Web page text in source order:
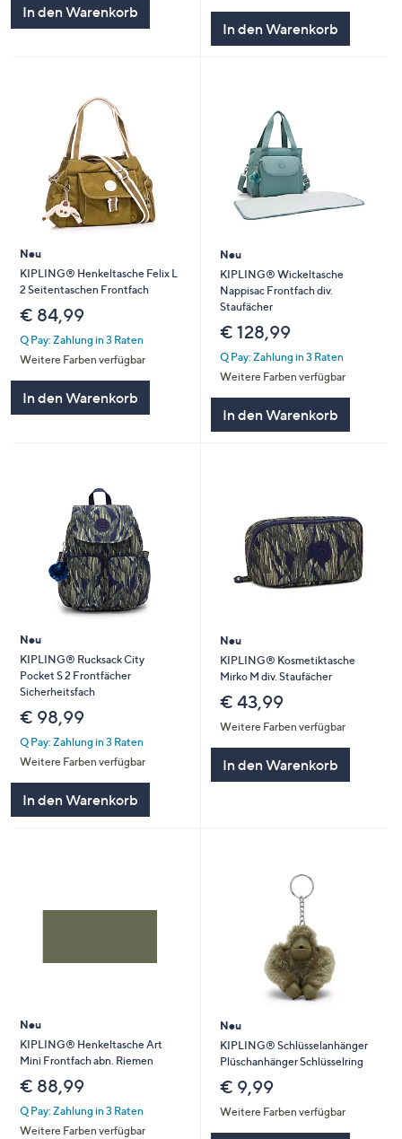
In den Warenkorb
In den Warenkorb
Neu
KIPLING® Henkeltasche Felix L
2 Seitentaschen Frontfach
€ 84,99
Q Pay: Zahlung in 3 Raten
Weitere Farben verfügbar
In den Warenkorb
Neu
KIPLING® Wickeltasche
Nappisac Frontfach div.
Staufächer
€ 128,99
Q Pay: Zahlung in 3 Raten
Weitere Farben verfügbar
In den Warenkorb
Neu
KIPLING® Rucksack City
Pocket S 2 Frontfächer
Sicherheitsfach
€ 98,99
Q Pay: Zahlung in 3 Raten
Weitere Farben verfügbar
In den Warenkorb
Neu
KIPLING® Kosmetiktasche
Mirko M div. Staufächer
€ 43,99
Weitere Farben verfügbar
In den Warenkorb
Neu
KIPLING® Henkeltasche Art
Mini Frontfach abn. Riemen
€ 88,99
Q Pay: Zahlung in 3 Raten
Weitere Farben verfügbar
Neu
KIPLING® Schlüsselanhänger
Plüschanhänger Schlüsselring
€ 9,99
Weitere Farben verfügbar